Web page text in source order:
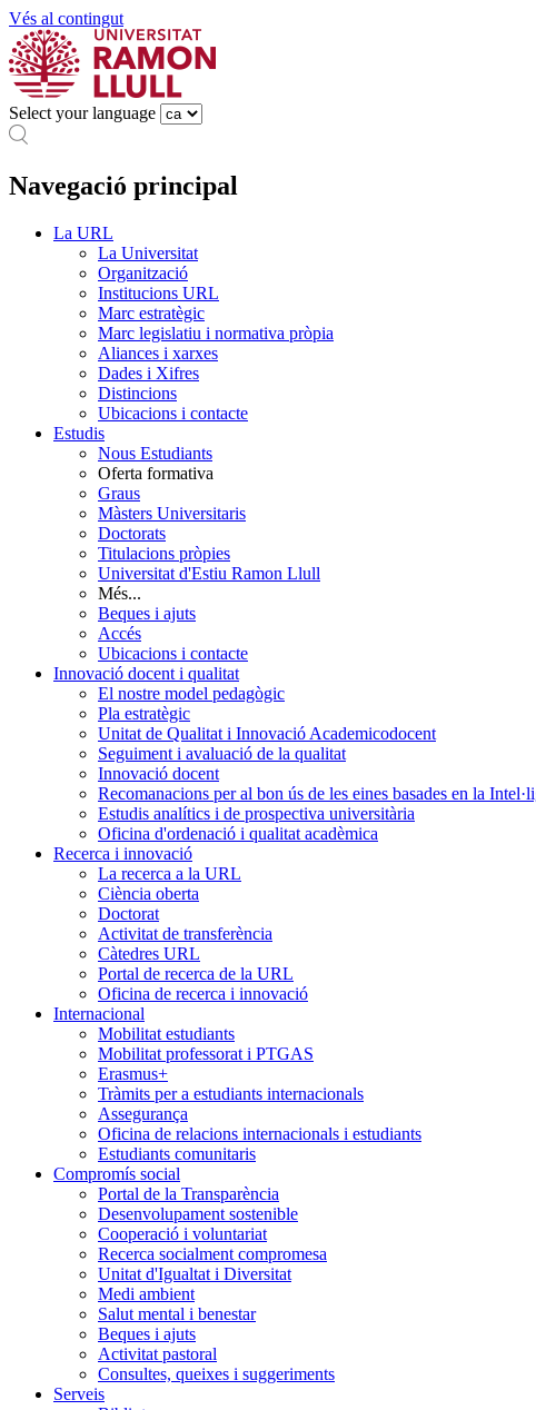
Vés al contingut
Select your language
Navegació principal
La URL
La Universitat
Organització
Institucions URL
Marc estratègic
Marc legislatiu i normativa pròpia
Aliances i xarxes
Dades i Xifres
Distincions
Ubicacions i contacte
Estudis
Nous Estudiants
Oferta formativa
Graus
Màsters Universitaris
Doctorats
Titulacions pròpies
Universitat d'Estiu Ramon Llull
Més...
Beques i ajuts
Accés
Ubicacions i contacte
Innovació docent i qualitat
El nostre model pedagògic
Pla estratègic
Unitat de Qualitat i Innovació Academicodocent
Seguiment i avaluació de la qualitat
Innovació docent
Recomanacions per al bon ús de les eines basades en la
Estudis analítics i de prospectiva universitària
Oficina d'ordenació i qualitat acadèmica
Recerca i innovació
La recerca a la URL
Ciència oberta
Doctorat
Activitat de transferència
Càtedres URL
Portal de recerca de la URL
Oficina de recerca i innovació
Internacional
Mobilitat estudiants
Mobilitat professorat i PTGAS
Erasmus+
Tràmits per a estudiants internacionals
Assegurança
Oficina de relacions internacionals i estudiants
Estudiants comunitaris
Compromís social
Portal de la Transparència
Desenvolupament sostenible
Cooperació i voluntariat
Recerca socialment compromesa
Unitat d'Igualtat i Diversitat
Medi ambient
Salut mental i benestar
Beques i ajuts
Activitat pastoral
Consultes, queixes i suggeriments
Serveis